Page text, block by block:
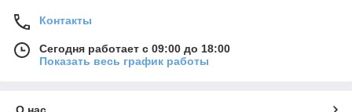
Контакты
Сегодня работает с 09:00 до 18:00
Показать весь график работы